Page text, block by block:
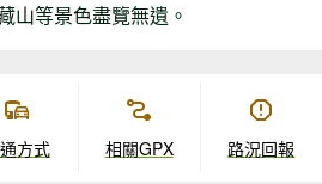
山等景色盡覽無遺。
方式 相關GPX 路況回報